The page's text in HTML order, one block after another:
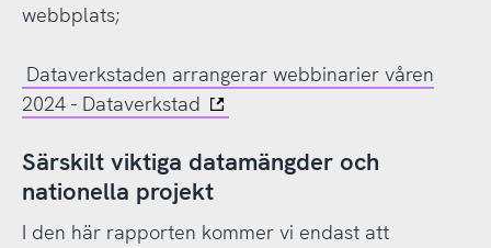
webbplats;
Dataverkstaden arrangerar webbinarier våren
2024 - Dataverkstad
Särskilt viktiga datamängder och
nationella projekt
I den här rapporten kommer vi endast att